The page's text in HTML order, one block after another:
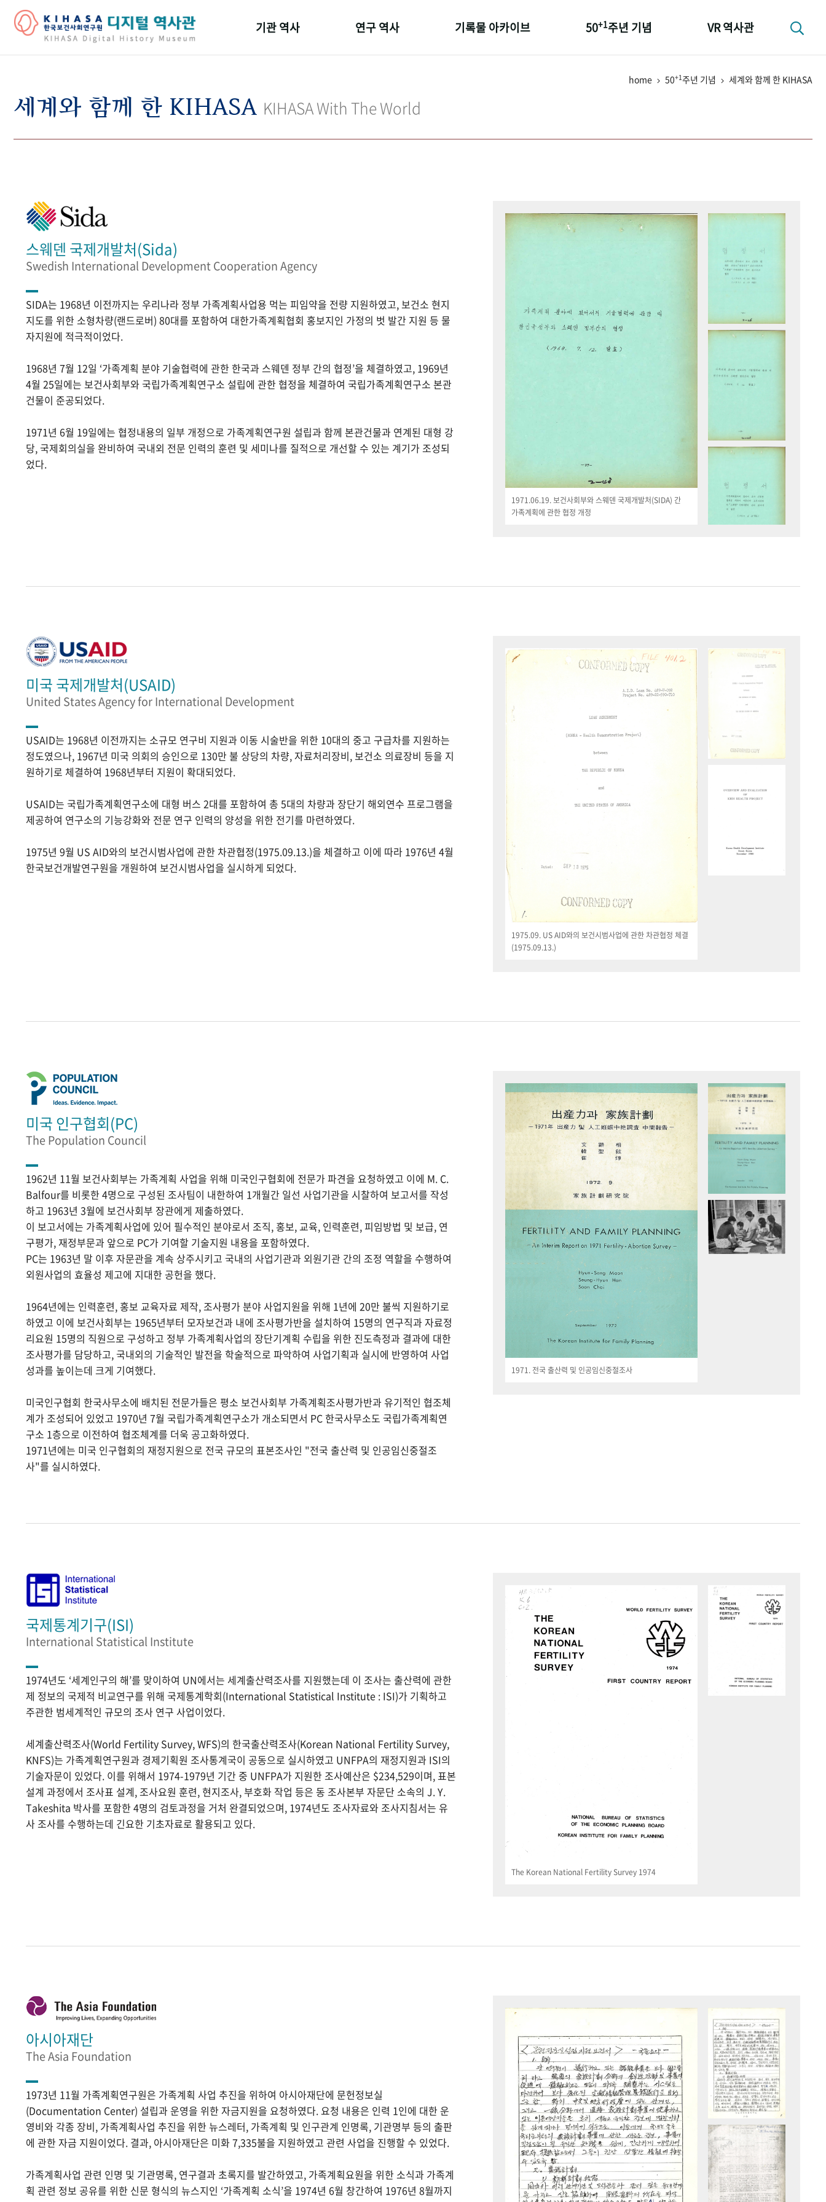
기관 역사 연구 역사
키워드로 보는 연구 역사
기록물 아카이브 50+1주년 기념
성과 50선
VR 역사관
home 50+1주년 기념 세계와 함께 한 KIHASA
세계와 함께 한 KIHASA KIHASA With The World
스웨덴 국제개발처(Sida)
Swedish International Development Cooperation Agency
SIDA는 1968년 이전까지는 우리나라 정부 가족계획사업용 먹는 피임약을 전량 지원하였고, 보건소 현지
지도를 위한 소형차량(랜드로버) 80대를 포함하여 대한가족계획협회 홍보지인 가정의 벗 발간 지원 등 물
자지원에 적극적이었다.
1968년 7월 12일 ‘가족계획 분야 기술협력에 관한 한국과 스웨덴 정부 간의 협정’을 체결하였고, 1969년
4월 25일에는 보건사회부와 국립가족계획연구소 설립에 관한 협정을 체결하여 국립가족계획연구소 본관
건물이 준공되었다.
1971년 6월 19일에는 협정내용의 일부 개정으로 가족계획연구원 설립과 함께 본관건물과 연계된 대형 강
당, 국제회의실을 완비하여 국내외 전문 인력의 훈련 및 세미나를 질적으로 개선할 수 있는 계기가 조성되
었다.
1971.06.19. 보건사회부와 스웨덴 국제개발처(SIDA) 간
가족계획에 관한 협정 개정
미국 국제개발처(USAID)
United States Agency for International Development
USAID는 1968년 이전까지는 소규모 연구비 지원과 이동 시술반을 위한 10대의 중고 구급차를 지원하는
정도였으나, 1967년 미국 의회의 승인으로 130만 불 상당의 차량, 자료처리장비, 보건소 의료장비 등을 지
원하기로 체결하여 1968년부터 지원이 확대되었다.
USAID는 국립가족계획연구소에 대형 버스 2대를 포함하여 총 5대의 차량과 장단기 해외연수 프로그램을
제공하여 연구소의 기능강화와 전문 연구 인력의 양성을 위한 전기를 마련하였다.
1975년 9월 US AID와의 보건시범사업에 관한 차관협정(1975.09.13.)을 체결하고 이에 따라 1976년 4월
한국보건개발연구원을 개원하여 보건시범사업을 실시하게 되었다.
1975.09. US AID와의 보건시범사업에 관한 차관협정 체결
(1975.09.13.)
미국 인구협회(PC)
The Population Council
1962년 11월 보건사회부는 가족계획 사업을 위해 미국인구협회에 전문가 파견을 요청하였고 이에 M. C.
Balfour를 비롯한 4명으로 구성된 조사팀이 내한하여 1개월간 일선 사업기관을 시찰하여 보고서를 작성
하고 1963년 3월에 보건사회부 장관에게 제출하였다.
이 보고서에는 가족계획사업에 있어 필수적인 분야로서 조직, 홍보, 교육, 인력훈련, 피임방법 및 보급, 연
구평가, 재정부문과 앞으로 PC가 기여할 기술지원 내용을 포함하였다.
PC는 1963년 말 이후 자문관을 계속 상주시키고 국내의 사업기관과 외원기관 간의 조정 역할을 수행하여
외원사업의 효율성 제고에 지대한 공헌을 했다.
1964년에는 인력훈련, 홍보 교육자료 제작, 조사평가 분야 사업지원을 위해 1년에 20만 불씩 지원하기로
하였고 이에 보건사회부는 1965년부터 모자보건과 내에 조사평가반을 설치하여 15명의 연구직과 자료정
리요원 15명의 직원으로 구성하고 정부 가족계획사업의 장단기계획 수립을 위한 진도측정과 결과에 대한
조사평가를 담당하고, 국내외의 기술적인 발전을 학술적으로 파악하여 사업기획과 실시에 반영하여 사업
성과를 높이는데 크게 기여했다.
미국인구협회 한국사무소에 배치된 전문가들은 평소 보건사회부 가족계획조사평가반과 유기적인 협조체
계가 조성되어 있었고 1970년 7월 국립가족계획연구소가 개소되면서 PC 한국사무소도 국립가족계획연
구소 1층으로 이전하여 협조체계를 더욱 공고화하였다.
1971년에는 미국 인구협회의 재정지원으로 전국 규모의 표본조사인 "전국 출산력 및 인공임신중절조
사"를 실시하였다.
1971. 전국 출산력 및 인공임신중절조사
국제통계기구(ISI)
International Statistical Institute
1974년도 ‘세계인구의 해’를 맞이하여 UN에서는 세계출산력조사를 지원했는데 이 조사는 출산력에 관한
제 정보의 국제적 비교연구를 위해 국제통계학회(International Statistical Institute : ISI)가 기획하고
주관한 범세계적인 규모의 조사 연구 사업이었다.
세계출산력조사(World Fertility Survey, WFS)의 한국출산력조사(Korean National Fertility Survey,
KNFS)는 가족계획연구원과 경제기획원 조사통계국이 공동으로 실시하였고 UNFPA의 재정지원과 ISI의
기술자문이 있었다. 이를 위해서 1974-1979년 기간 중 UNFPA가 지원한 조사예산은 $234,529이며, 표본
설계 과정에서 조사표 설계, 조사요원 훈련, 현지조사, 부호화 작업 등은 동 조사본부 자문단 소속의 J. Y.
Takeshita 박사를 포함한 4명의 검토과정을 거처 완결되었으며, 1974년도 조사자료와 조사지침서는 유
사 조사를 수행하는데 긴요한 기초자료로 활용되고 있다.
The Korean National Fertility Survey 1974
아시아재단
The Asia Foundation
1973년 11월 가족계획연구원은 가족계획 사업 추진을 위하여 아시아재단에 문헌정보실
(Documentation Center) 설립과 운영을 위한 자금지원을 요청하였다. 요청 내용은 인력 1인에 대한 운
영비와 각종 장비, 가족계획사업 추진을 위한 뉴스레터, 가족계획 및 인구관계 인명록, 기관명부 등의 출판
에 관한 자금 지원이었다. 결과, 아시아재단은 미화 7,335불을 지원하였고 관련 사업을 진행할 수 있었다.
가족계획사업 관련 인명 및 기관명록, 연구결과 초록지를 발간하였고, 가족계획요원을 위한 소식과 가족계
획 관련 정보 공유를 위한 신문 형식의 뉴스지인 ‘가족계획 소식’을 1974년 6월 창간하여 1976년 8월까지